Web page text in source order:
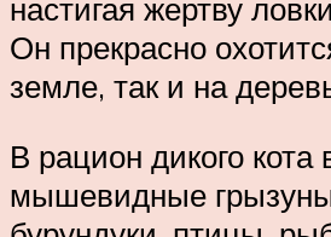
настигая жертву
Он прекрасно
земле, так и на
В рацион дикого кота
мышевидные